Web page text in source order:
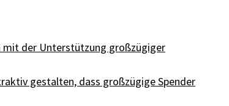
mit der Unterstützung großzügiger
gestalten, dass großzügige Spender